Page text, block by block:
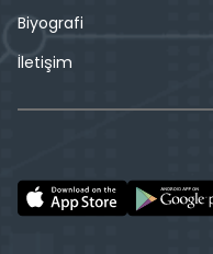
Biyografi
İletişim